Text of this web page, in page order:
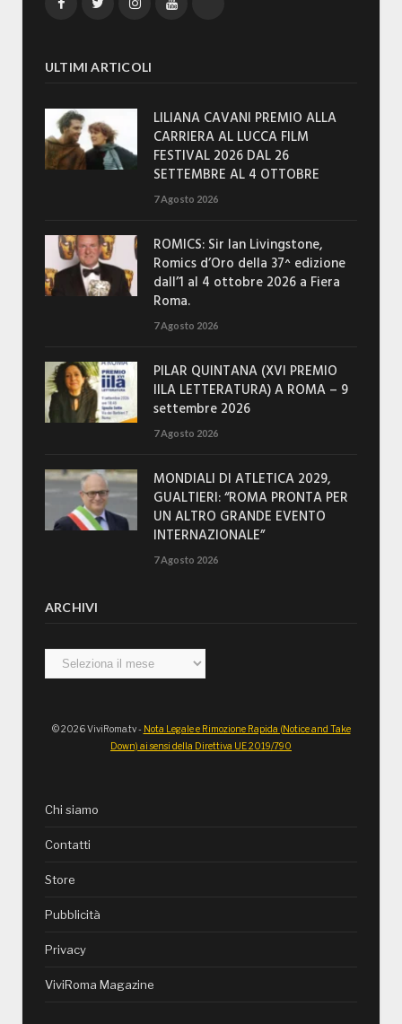
ULTIMI ARTICOLI
LILIANA CAVANI PREMIO ALLA
CARRIERA AL LUCCA FILM
FESTIVAL 2026 DAL 26
SETTEMBRE AL 4 OTTOBRE
7 Agosto 2026
ROMICS: Sir Ian Livingstone,
Romics d’Oro della 37^ edizione
dall’1 al 4 ottobre 2026 a Fiera
Roma.
7 Agosto 2026
PILAR QUINTANA (XVI PREMIO
IILA LETTERATURA) A ROMA – 9
settembre 2026
7 Agosto 2026
MONDIALI DI ATLETICA 2029,
GUALTIERI: “ROMA PRONTA PER
UN ALTRO GRANDE EVENTO
INTERNAZIONALE”
7 Agosto 2026
ARCHIVI
Archivi
© 2026 ViviRoma.tv - Nota Legale e Rimozione Rapida (Notice and Take
Down) ai sensi della Direttiva UE 2019/790
Chi siamo
Contatti
Store
Pubblicità
Privacy
ViviRoma Magazine